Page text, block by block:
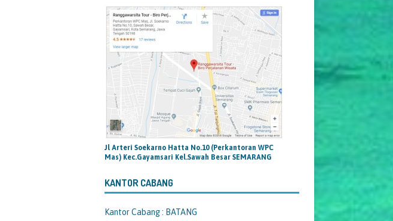
Jl Arteri Soekarno Hatta No.10 (Perkantoran WPC
Mas) Kec.Gayamsari Kel.Sawah Besar SEMARANG
KANTOR CABANG
Kantor Cabang : BATANG